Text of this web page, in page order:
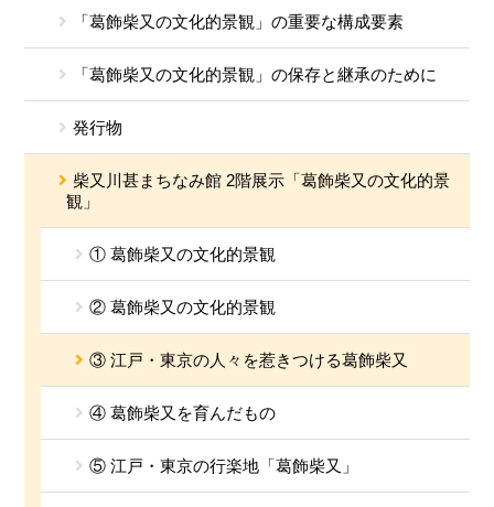
「葛飾柴又の文化的景観」の重要な構成要素
「葛飾柴又の文化的景観」の保存と継承のために
発行物
柴又川甚まちなみ館 2階展示「葛飾柴又の文化的景
観」
① 葛飾柴又の文化的景観
② 葛飾柴又の文化的景観
③ 江戸・東京の人々を惹きつける葛飾柴又
④ 葛飾柴又を育んだもの
⑤ 江戸・東京の行楽地「葛飾柴又」